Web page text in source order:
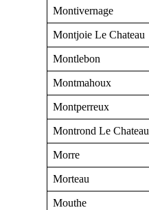
Montivernage
Montjoie Le Chateau
Montlebon
Montmahoux
Montperreux
Montrond Le Chateau
Morre
Morteau
Mouthe